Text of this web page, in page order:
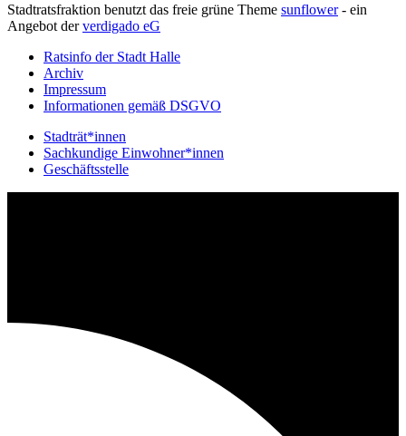
Stadtratsfraktion benutzt das freie grüne Theme sunflower‐ ein
Angebot derverdigado eG
Ratsinfo der Stadt Halle
Archiv
Impressum
Informationen gemäß DSGVO
Stadträt*innen
Sachkundige Einwohner*innen
Geschäftsstelle